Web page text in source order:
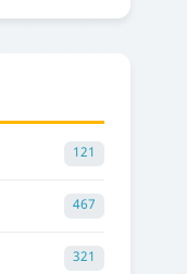
121
467
321